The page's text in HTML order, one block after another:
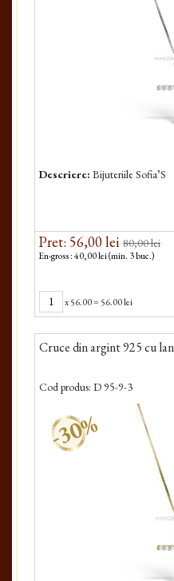
Descriere: Bijuteriile Sofia’S
Pret: 56,00 lei 80,00 lei
En-gross : 40,00 lei (min. 3 buc.)
x56.00= 56.00 lei
Cruce din argint 925 cu
Cod produs: D 95-9-3
-30%